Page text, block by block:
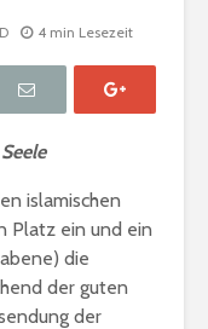
4 min Lesezeit
islamischen
Platz ein und ein
die
der guten
der